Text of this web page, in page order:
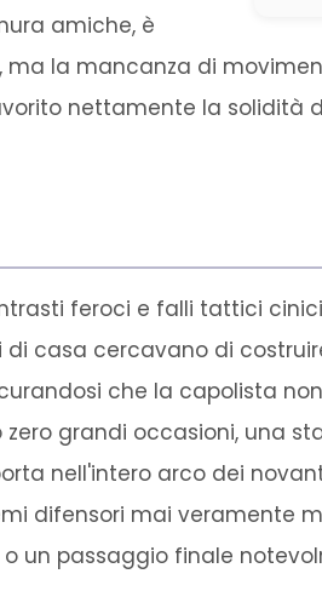
amiche, è
ma la mancanza di
nettamente la solidità
feroci e falli tattici
casa cercavano di
che la capolista
grandi occasioni, una
nell'intero arco dei
difensori mai veramente
un passaggio finale